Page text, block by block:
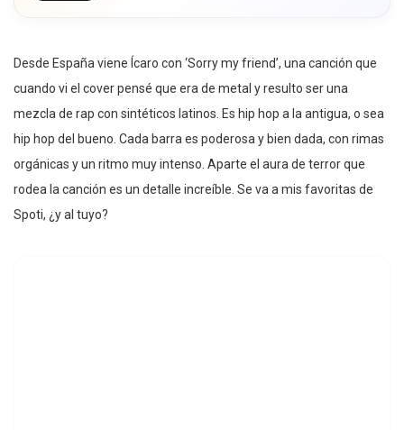
Desde España viene Ícaro con ‘Sorry my friend’, una canción que
cuando vi el cover pensé que era de metal y resulto ser una
mezcla de rap con sintéticos latinos. Es hip hop a la antigua, o sea
hip hop del bueno. Cada barra es poderosa y bien dada, con rimas
orgánicas y un ritmo muy intenso. Aparte el aura de terror que
rodea la canción es un detalle increíble. Se va a mis favoritas de
Spoti, ¿y al tuyo?